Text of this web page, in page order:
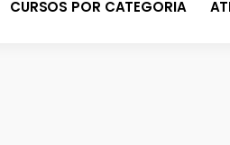
CURSOS POR CATEGORIA